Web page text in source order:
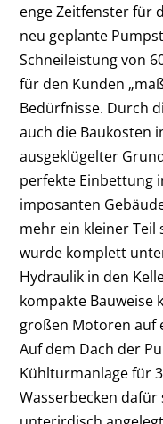
enge Zeitfenster für
neu geplante
Schneileistung von
für den Kunden
Bedürfnisse. Durch
auch die Baukosten
ausgeklügelter
perfekte Einbettung
imposanten
mehr ein kleiner
wurde komplett
Hydraulik in den
kompakte Bauweise
großen Motoren auf
Auf dem Dach der
Kühlturmanlage für
Wasserbecken